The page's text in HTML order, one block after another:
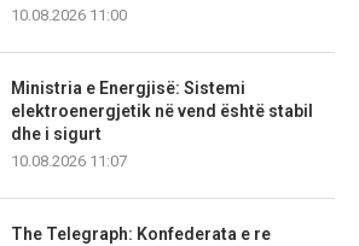
10.08.2026 11:00
Ministria e Energjisë: Sistemi
elektroenergjetik në vend është stabil
dhe i sigurt
10.08.2026 11:07
The Telegraph: Konfederata e re